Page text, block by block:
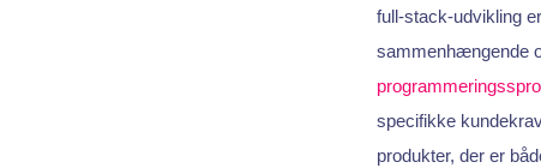
full-stack-udvikling
sammenhængende
specifikke
produkter, der er